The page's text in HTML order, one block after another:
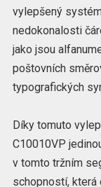
vylepšený
nedokonalosti
jako jsou
poštovních
typografických
Díky tomuto
C10010VP
v tomto tržním
schopností, která